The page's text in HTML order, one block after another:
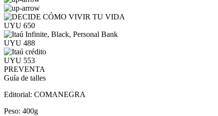
UYU 650
UYU 488
UYU 553
PREVENTA
Guía de talles
Editorial: COMANEGRA
Peso: 400g